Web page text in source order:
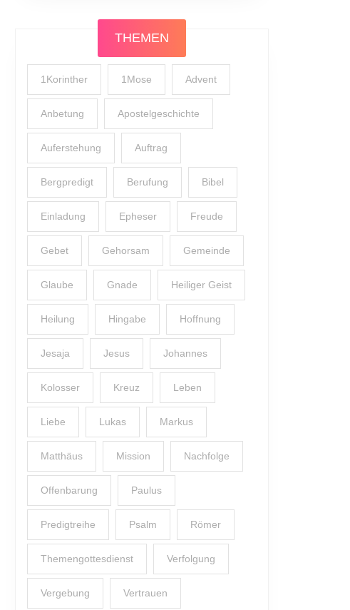
THEMEN
1Korinther 1Mose Advent
Anbetung Apostelgeschichte
Auferstehung Auftrag
Bergpredigt Berufung Bibel
Einladung Epheser Freude
Gebet Gehorsam Gemeinde
Glaube Gnade Heiliger Geist
Heilung Hingabe Hoffnung
Jesaja Jesus Johannes
Kolosser Kreuz Leben
Liebe Lukas Markus
Matthäus Mission Nachfolge
Offenbarung Paulus
Predigtreihe Psalm Römer
Themengottesdienst Verfolgung
Vergebung Vertrauen